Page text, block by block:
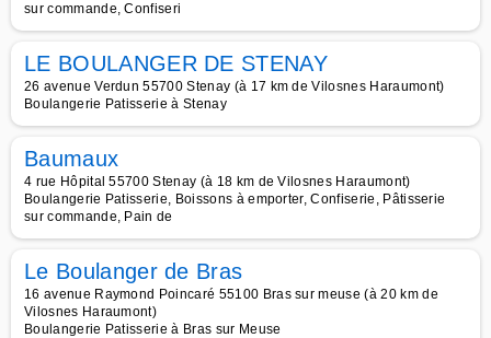
sur commande, Confiseri
LE BOULANGER DE STENAY
26 avenue Verdun 55700 Stenay (à 17 km de Vilosnes Haraumont)
Boulangerie Patisserie à Stenay
Baumaux
4 rue Hôpital 55700 Stenay (à 18 km de Vilosnes Haraumont)
Boulangerie Patisserie, Boissons à emporter, Confiserie, Pâtisserie
sur commande, Pain de
Le Boulanger de Bras
16 avenue Raymond Poincaré 55100 Bras sur meuse (à 20 km de
Vilosnes Haraumont)
Boulangerie Patisserie à Bras sur Meuse